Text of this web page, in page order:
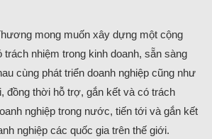
mong muốn xây dựng một cộng
trách nhiệm trong kinh doanh, sẵn sàng
cùng phát triển doanh nghiệp cũng như
đồng thời hỗ trợ, gắn kết và có trách
nghiệp trong nước, tiến tới và gắn kết
nghiệp các quốc gia trên thế giới.